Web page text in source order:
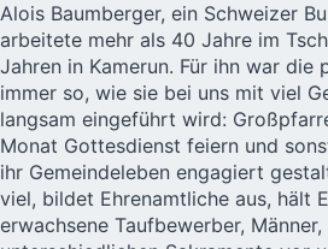
Alois Baumberger, ein Schweizer
arbeitete mehr als 40 Jahre im
Jahren in Kamerun. Für ihn war die
immer so, wie sie bei uns mit viel
langsam eingeführt wird:
Monat Gottesdienst feiern und
ihr Gemeindeleben engagiert
viel, bildet Ehrenamtliche aus, hält
erwachsene Taufbewerber,